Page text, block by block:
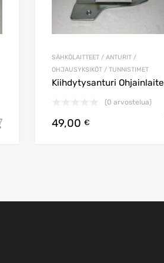
Lisää ostoskoriin
SÄHKÖLAITTEET / ANTURIT /
OHJAUSYKSIKÖT / TUNNISTIMET
Kiihdytysanturi Ohjainlaite
(0 arvostelua)
49,00 €